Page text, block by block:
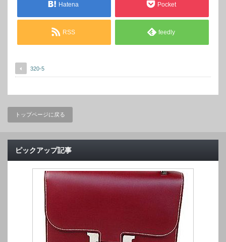
Hatena Pocket
RSS feedly
320-5
トップページに戻る
ピックアップ記事